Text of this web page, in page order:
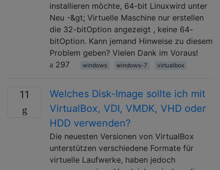
installieren möchte, 64-bit Linuxwird unter
Neu -&gt; Virtuelle Maschine nur erstellen
die 32-bitOption angezeigt , keine 64-
bitOption. Kann jemand Hinweise zu diesem
Problem geben? Vielen Dank im Voraus!
297
windows windows-7 virtualbox
11
Welches Disk-Image sollte ich mit
VirtualBox, VDI, VMDK, VHD oder
HDD verwenden?
Die neuesten Versionen von VirtualBox
unterstützen verschiedene Formate für
virtuelle Laufwerke, haben jedoch